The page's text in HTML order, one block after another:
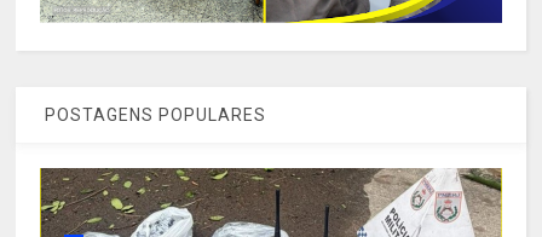
POSTAGENS POPULARES